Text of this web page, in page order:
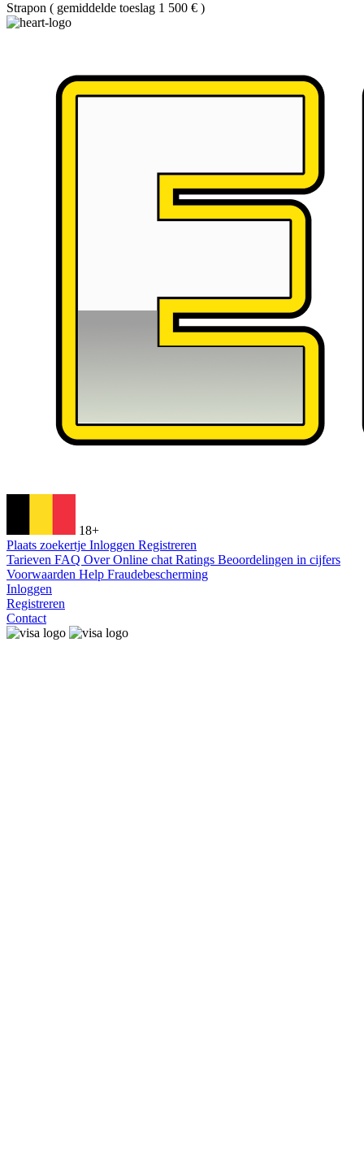
Strapon ( gemiddelde toeslag 1 500 € )
18+
Plaats zoekertje Inloggen Registreren
Tarieven FAQ OverOnline chat Ratings Beoordelingen in cijfers
Voorwaarden Help Fraudebescherming
Inloggen
Registreren
Contact